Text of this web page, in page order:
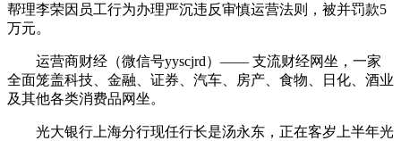
帮理李荣因员工行为办理严沉违反审慎运营法则，被并罚款5
万元。
运营商财经（微信号yyscjrd）—— 支流财经网坐，一家
全面笼盖科技、金融、证券、汽车、房产、食物、日化、酒业
及其他各类消费品网坐。
光大银行上海分行现任行长是汤永东，正在客岁上半年光